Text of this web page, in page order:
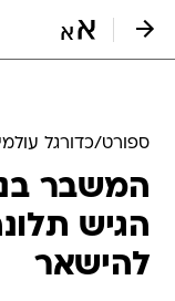
ספורט/כדורגל
המשבר
הגיש
להישאר